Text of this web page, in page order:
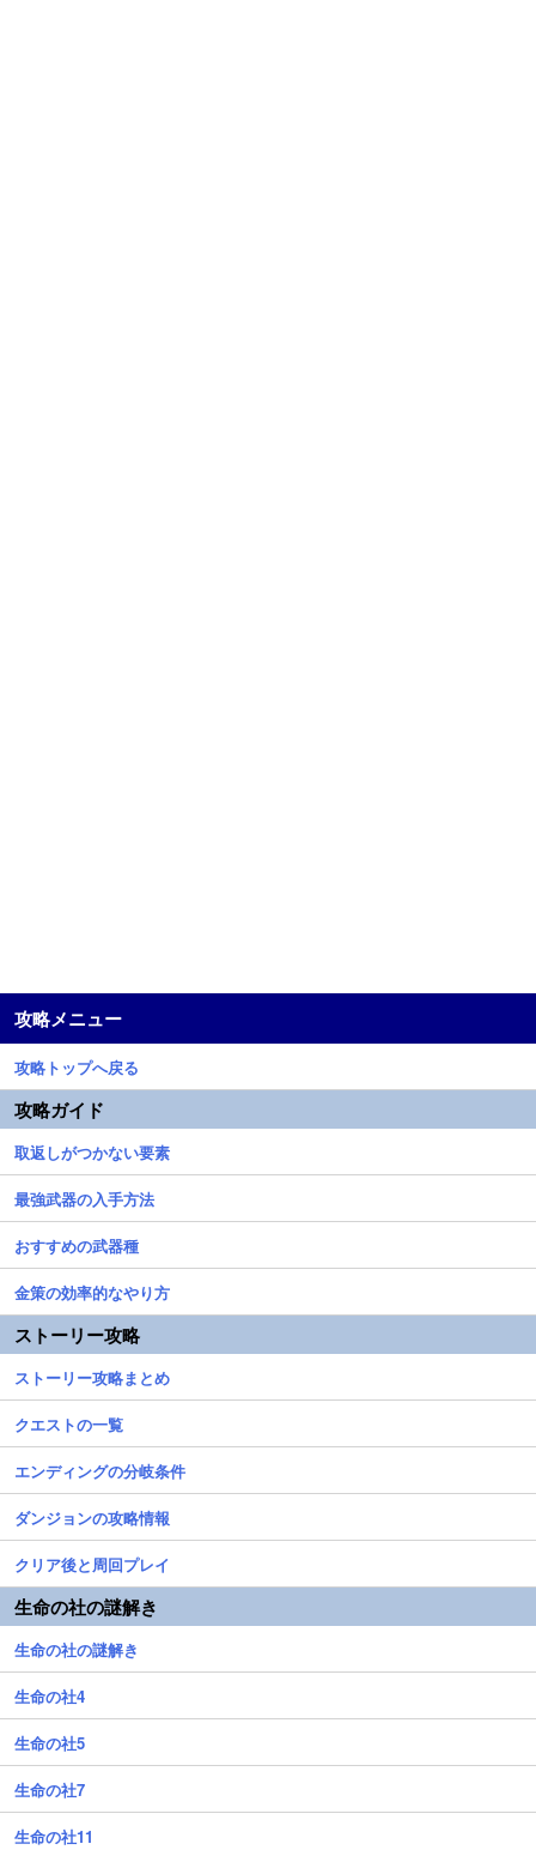
攻略メニュー
攻略トップへ戻る
攻略ガイド
取返しがつかない要素
最強武器の入手方法
おすすめの武器種
金策の効率的なやり方
ストーリー攻略
ストーリー攻略まとめ
クエストの一覧
エンディングの分岐条件
ダンジョンの攻略情報
クリア後と周回プレイ
生命の社の謎解き
生命の社の謎解き
生命の社4
生命の社5
生命の社7
生命の社11